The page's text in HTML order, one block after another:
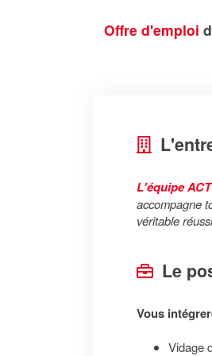
Offre d'emploi
L'équipe
accompagne
véritable
Le
Vous
Vidage